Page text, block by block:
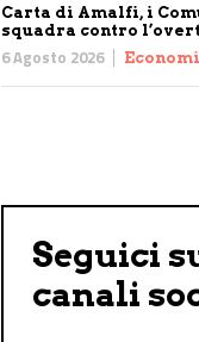
Carta di Amalfi, i
squadra contro
6 Agosto 2026
Seguici
canali